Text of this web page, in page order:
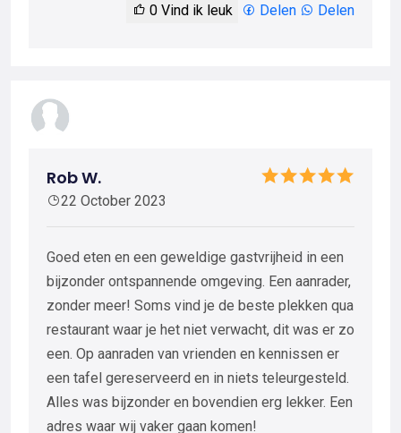
0 Vind ik leuk Delen Delen
Rob W.
22 October 2023
Goed eten en een geweldige gastvrijheid in een
bijzonder ontspannende omgeving. Een aanrader,
zonder meer! Soms vind je de beste plekken qua
restaurant waar je het niet verwacht, dit was er zo
een. Op aanraden van vrienden en kennissen er
een tafel gereserveerd en in niets teleurgesteld.
Alles was bijzonder en bovendien erg lekker. Een
adres waar wij vaker gaan komen!